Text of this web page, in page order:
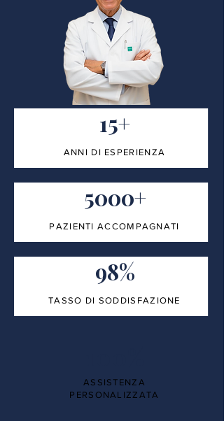
15+
ANNI DI ESPERIENZA
5000+
PAZIENTI ACCOMPAGNATI
98%
TASSO DI SODDISFAZIONE
ASSISTENZA
PERSONALIZZATA